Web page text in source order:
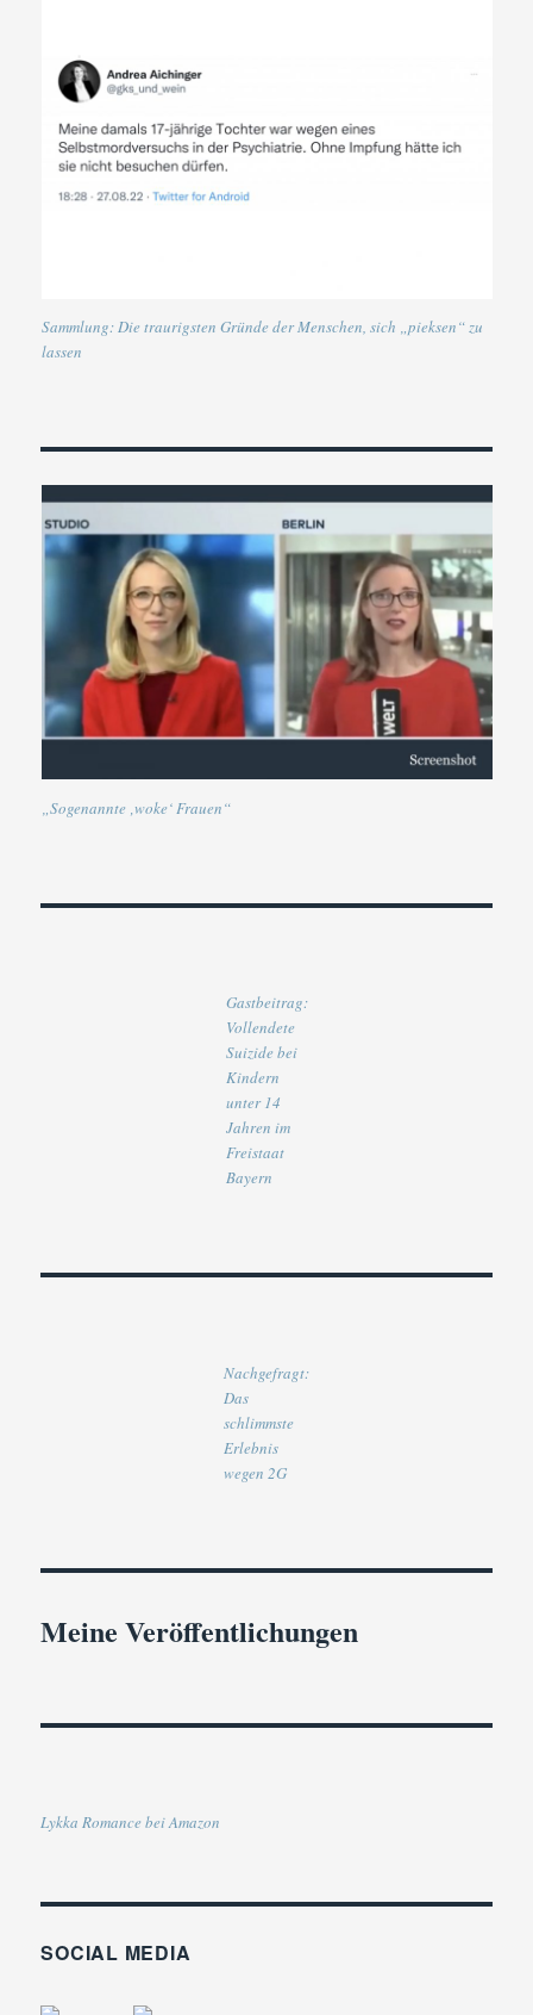
Sammlung: Die traurigsten Gründe der Menschen, sich „pieksen“ zu
lassen
„Sogenannte ‚woke‘ Frauen“
Gastbeitrag:
Vollendete
Suizide bei
Kindern
unter 14
Jahren im
Freistaat
Bayern
Nachgefragt:
Das
schlimmste
Erlebnis
wegen 2G
Meine Veröffentlichungen
Lykka Romance bei Amazon
SOCIAL MEDIA